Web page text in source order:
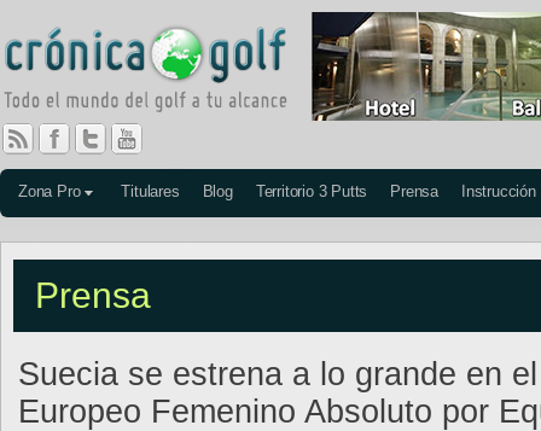
Zona Pro Titulares Blog Territorio 3 Putts Prensa Instrucción
Prensa
Suecia se estrena a lo grande en el
Europeo Femenino Absoluto por